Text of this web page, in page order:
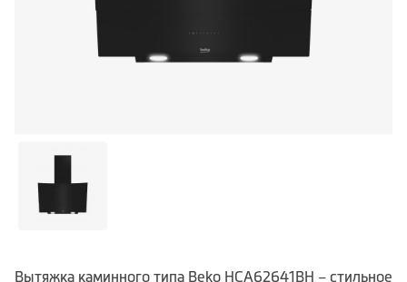
Вытяжка каминного типа Beko HCA62641BH – стильное